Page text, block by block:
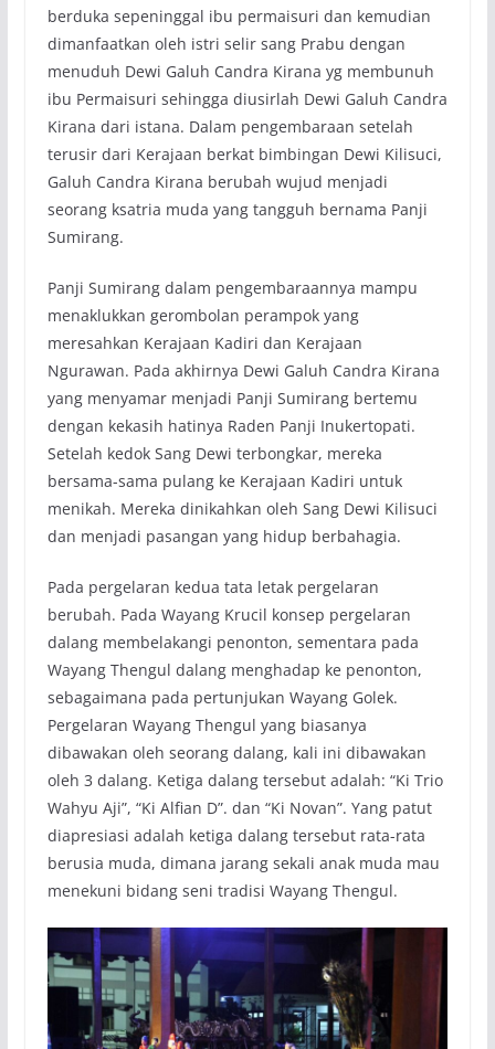
berduka sepeninggal ibu permaisuri dan kemudian
dimanfaatkan oleh istri selir sang Prabu dengan
menuduh Dewi Galuh Candra Kirana yg membunuh
ibu Permaisuri sehingga diusirlah Dewi Galuh Candra
Kirana dari istana. Dalam pengembaraan setelah
terusir dari Kerajaan berkat bimbingan Dewi Kilisuci,
Galuh Candra Kirana berubah wujud menjadi
seorang ksatria muda yang tangguh bernama Panji
Sumirang.
Panji Sumirang dalam pengembaraannya mampu
menaklukkan gerombolan perampok yang
meresahkan Kerajaan Kadiri dan Kerajaan
Ngurawan. Pada akhirnya Dewi Galuh Candra Kirana
yang menyamar menjadi Panji Sumirang bertemu
dengan kekasih hatinya Raden Panji Inukertopati.
Setelah kedok Sang Dewi terbongkar, mereka
bersama-sama pulang ke Kerajaan Kadiri untuk
menikah. Mereka dinikahkan oleh Sang Dewi Kilisuci
dan menjadi pasangan yang hidup berbahagia.
Pada pergelaran kedua tata letak pergelaran
berubah. Pada Wayang Krucil konsep pergelaran
dalang membelakangi penonton, sementara pada
Wayang Thengul dalang menghadap ke penonton,
sebagaimana pada pertunjukan Wayang Golek.
Pergelaran Wayang Thengul yang biasanya
dibawakan oleh seorang dalang, kali ini dibawakan
oleh 3 dalang. Ketiga dalang tersebut adalah: “Ki Trio
Wahyu Aji”, “Ki Alfian D”. dan “Ki Novan”. Yang patut
diapresiasi adalah ketiga dalang tersebut rata-rata
berusia muda, dimana jarang sekali anak muda mau
menekuni bidang seni tradisi Wayang Thengul.